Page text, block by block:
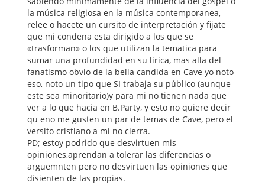
la música religiosa en la música contemporanea,
relee o hacete un cursito de interpretación y fijate
que mi condena esta dirigido a los que se
«trasforman» o los que utilizan la tematica para
sumar una profundidad en su lirica, mas alla del
fanatismo obvio de la bella candida en Cave yo noto
eso, noto un tipo que SI trabaja su público (aunque
este sea minoritario)y para mi no tienen nada que
ver a lo que hacia en B.Party, y esto no quiere decir
qu eno me gusten un par de temas de Cave, pero el
versito cristiano a mi no cierra.
PD; estoy podrido que desvirtuen mis
opiniones,aprendan a tolerar las diferencias o
arguemnten pero no desvirtuen las opiniones que
disienten de las propias.